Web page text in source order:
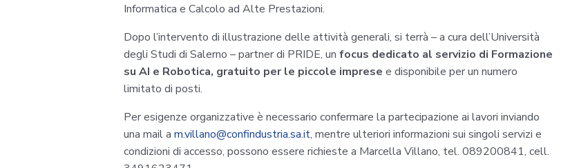
Informatica e Calcolo ad Alte Prestazioni.
Dopo l’intervento di illustrazione delle attività generali, si terrà – a cura dell’Università
degli Studi di Salerno – partner di PRIDE, un focus dedicato al servizio di Formazione
su AI e Robotica, gratuito per le piccole imprese e disponibile per un numero
limitato di posti.
Per esigenze organizzative è necessario confermare la partecipazione ai lavori inviando
una mail a m.villano@confindustria.sa.it, mentre ulteriori informazioni sui singoli servizi e
condizioni di accesso, possono essere richieste a Marcella Villano, tel. 089200841, cell.